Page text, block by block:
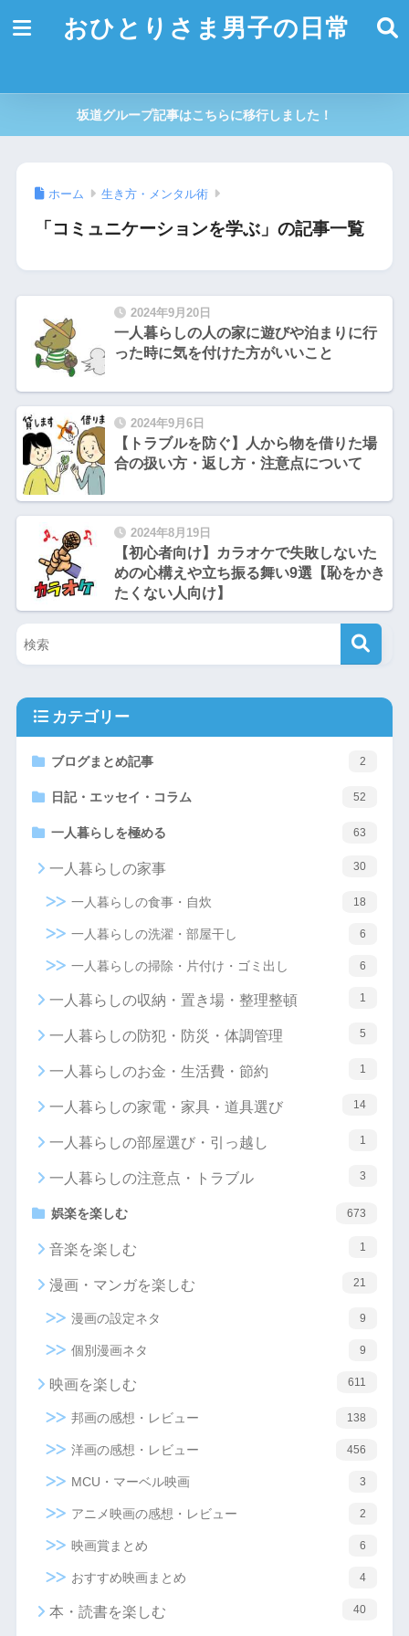
おひとりさま男子の日常
坂道グループ記事はこちらに移行しました！
ホーム 生き方・メンタル術
「コミュニケーションを学ぶ」の記事一覧
2024年9月20日
一人暮らしの人の家に遊びや泊まりに行
った時に気を付けた方がいいこと
2024年9月6日
【トラブルを防ぐ】人から物を借りた場
合の扱い方・返し方・注意点について
2024年8月19日
【初心者向け】カラオケで失敗しないた
めの心構えや立ち振る舞い9選【恥をかき
たくない人向け】
カテゴリー
ブログまとめ記事 2
日記・エッセイ・コラム 52
一人暮らしを極める 63
一人暮らしの家事 30
一人暮らしの食事・自炊 18
一人暮らしの洗濯・部屋干し 6
一人暮らしの掃除・片付け・ゴミ出し 6
一人暮らしの収納・置き場・整理整頓 1
一人暮らしの防犯・防災・体調管理 5
一人暮らしのお金・生活費・節約 1
一人暮らしの家電・家具・道具選び 14
一人暮らしの部屋選び・引っ越し 1
一人暮らしの注意点・トラブル 3
娯楽を楽しむ 673
音楽を楽しむ 1
漫画・マンガを楽しむ 21
漫画の設定ネタ 9
個別漫画ネタ 9
映画を楽しむ 611
邦画の感想・レビュー 138
洋画の感想・レビュー 456
MCU・マーベル映画 3
アニメ映画の感想・レビュー 2
映画賞まとめ 6
おすすめ映画まとめ 4
本・読書を楽しむ 40